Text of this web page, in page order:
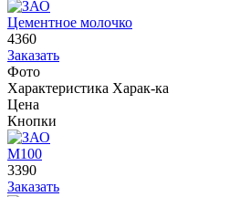
Цементное молочко
4360
Заказать
Фото
Характеристика Харак-ка
Цена
Кнопки
М100
3390
Заказать